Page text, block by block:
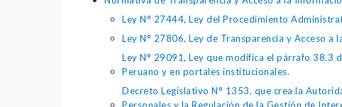
Ley N° 27444, Ley del Procedimiento
Ley N° 27806, Ley de Transparencia y Acceso
Ley N° 29091, Ley que modifica el párrafo 38.3
Peruano y en portales institucionales.
Decreto Legislativo N° 1353, que crea la